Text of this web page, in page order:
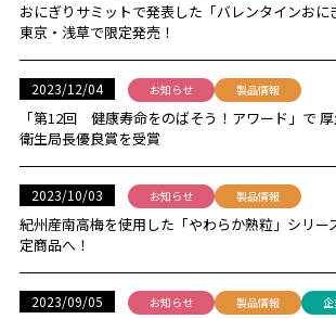
おにぎりサミットで発表した「バレンタインおに
東京・浅草で限定発売！
2023/12/04 お知らせ 製品情報
「第12回 健康寿命をのばそう！アワード」で
衛生局長優良賞を受賞
2023/10/03 お知らせ 製品情報
紀州産南高梅を使用した「やわらか熟粒」シリー
定商品へ！
2023/09/05 お知らせ 製品情報